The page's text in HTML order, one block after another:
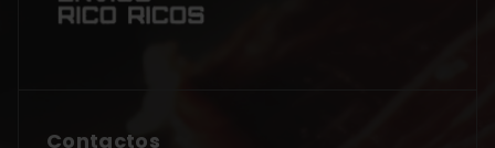
Contactos